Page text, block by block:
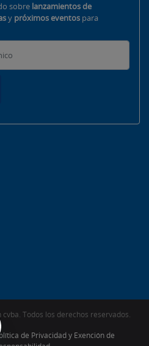
sobre lanzamientos de
y próximos eventos para
Todos los derechos reservados.
de Privacidad y Exención de